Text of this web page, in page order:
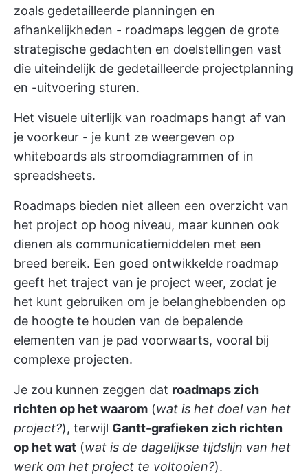
zoals gedetailleerde planningen en
afhankelijkheden - roadmaps leggen de grote
strategische gedachten en doelstellingen vast
die uiteindelijk de gedetailleerde projectplanning
en -uitvoering sturen.
Het visuele uiterlijk van roadmaps hangt af van
je voorkeur - je kunt ze weergeven op
whiteboards als stroomdiagrammen of in
spreadsheets.
Roadmaps bieden niet alleen een overzicht van
het project op hoog niveau, maar kunnen ook
dienen als communicatiemiddelen met een
breed bereik. Een goed ontwikkelde roadmap
geeft het traject van je project weer, zodat je
het kunt gebruiken om je belanghebbenden op
de hoogte te houden van de bepalende
elementen van je pad voorwaarts, vooral bij
complexe projecten.
Je zou kunnen zeggen dat roadmaps zich
richten op het waarom (wat is het doel van het
project?), terwijl Gantt-grafieken zich richten
op het wat (wat is de dagelijkse tijdslijn van het
werk om het project te voltooien?).